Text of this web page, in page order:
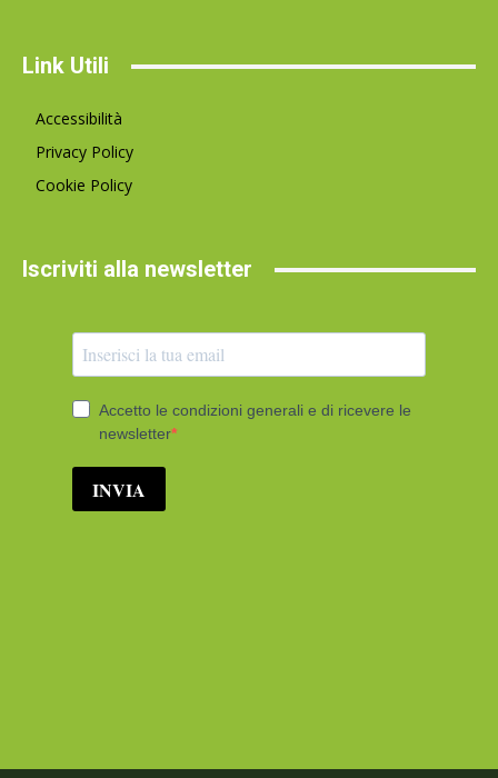
Link Utili
Accessibilità
Privacy Policy
Cookie Policy
Iscriviti alla newsletter